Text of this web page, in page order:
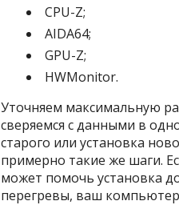
CPU-Z;
AIDA64;
GPU-Z;
HWMonitor.
Уточняем максимальную
сверяемся с данными в
старого или установка
примерно такие же шаги.
может помочь установка
перегревы, ваш